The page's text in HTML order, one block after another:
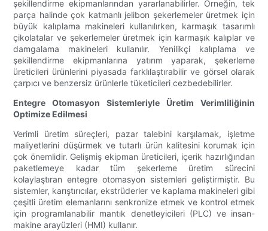
şekillendirme ekipmanlarından yararlanabilirler. Örneğin, tek
parça halinde çok katmanlı jelibon şekerlemeler üretmek için
büyük kalıplama makineleri kullanılırken, karmaşık tasarımlı
çikolatalar ve şekerlemeler üretmek için karmaşık kalıplar ve
damgalama makineleri kullanılır. Yenilikçi kalıplama ve
şekillendirme ekipmanlarına yatırım yaparak, şekerleme
üreticileri ürünlerini piyasada farklılaştırabilir ve görsel olarak
çarpıcı ve benzersiz ürünlerle tüketicileri cezbedebilirler.
Entegre Otomasyon Sistemleriyle Üretim Verimliliğinin
Optimize Edilmesi
Verimli üretim süreçleri, pazar talebini karşılamak, işletme
maliyetlerini düşürmek ve tutarlı ürün kalitesini korumak için
çok önemlidir. Gelişmiş ekipman üreticileri, içerik hazırlığından
paketlemeye kadar tüm şekerleme üretim sürecini
kolaylaştıran entegre otomasyon sistemleri geliştirmiştir. Bu
sistemler, karıştırıcılar, ekstrüderler ve kaplama makineleri gibi
çeşitli üretim elemanlarını senkronize etmek ve kontrol etmek
için programlanabilir mantık denetleyicileri (PLC) ve insan-
makine arayüzleri (HMI) kullanır.